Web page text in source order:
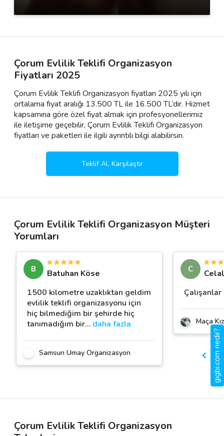
Çorum Evlilik Teklifi Organizasyon
Fiyatları 2025
Çorum Evlilik Teklifi Organizasyon fiyatları 2025 yılı için
ortalama fiyat aralığı 13.500 TL ile 16.500 TL’dir. Hizmet
kapsamına göre özel fiyat almak için profesyonellerimiz
ile iletişime geçebilir, Çorum Evlilik Teklifi Organizasyon
fiyatları ve paketleri ile ilgili ayrıntılı bilgi alabilirsin.
Teklif Al, Karşılaştır
Çorum Evlilik Teklifi Organizasyon Müşteri
Yorumları
B
Batuhan Köse
1500 kilometre uzaklıktan geldim
evlilik teklifi organizasyonu için
hiç bilmediğim bir şehirde hiç
tanımadığım bir… daha fazla
Samsun Umay Organizasyon
C
Maça
Çorum Evlilik Teklifi Organizasyon
gigbi.com nedir?